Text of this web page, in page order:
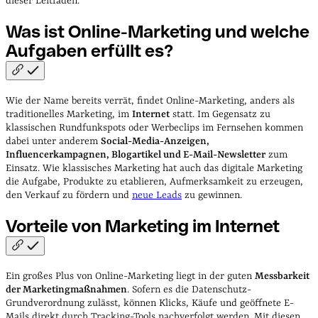
Was ist Online-Marketing und welche
Aufgaben erfülltes?
Wie der Name bereits verrät, findet Online-Marketing, anders als
traditionelles Marketing, im Internet statt. Im Gegensatz zu
klassischen Rundfunkspots oder Werbeclips im Fernsehen kommen
dabei unter anderem Social-Media-Anzeigen,
Influencerkampagnen, Blogartikel und E-Mail-Newsletter zum
Einsatz. Wie klassisches Marketing hat auch das digitale Marketing
die Aufgabe, Produkte zu etablieren, Aufmerksamkeit zu erzeugen,
den Verkauf zu fördern und neue Leads zu gewinnen.
Vorteile von Marketing im Internet
Ein großes Plus von Online-Marketing liegt in der guten Messbarkeit
der Marketingmaßnahmen. Sofern es die Datenschutz-
Grundverordnung zulässt, können Klicks, Käufe und geöffnete E-